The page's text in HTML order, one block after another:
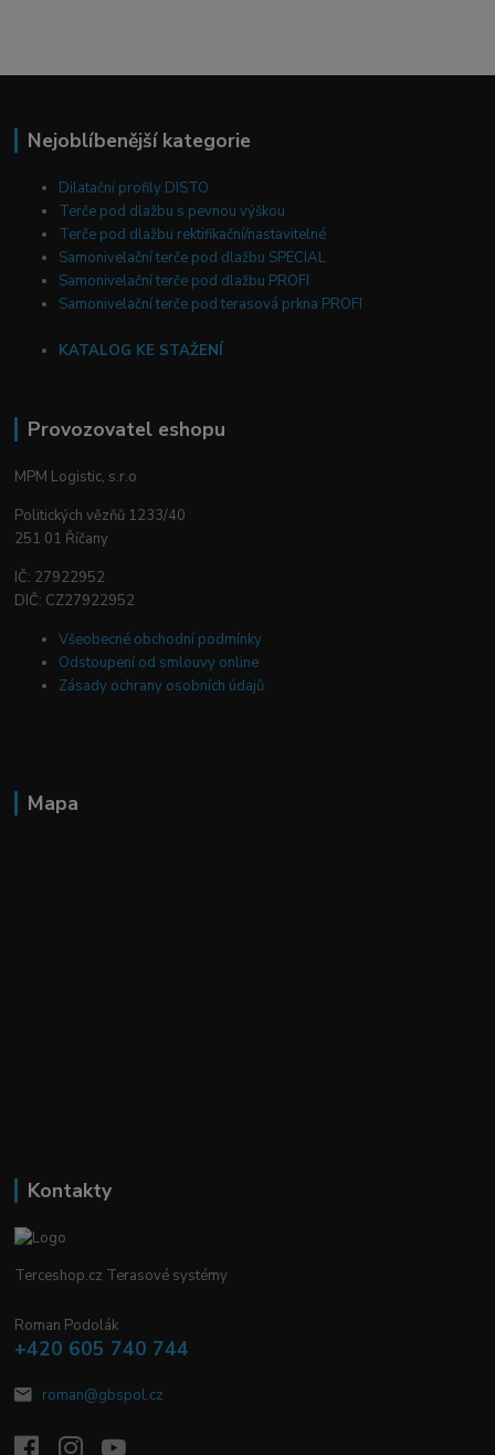
Nejoblíbenější kategorie
Dilatační profily DISTO
Terče pod dlažbu s pevnou výškou
Terče pod dlažbu rektifikační/nastavitelné
Samonivelační terče pod dlažbu SPECIAL
Samonivelační terče pod dlažbu PROFI
Samonivelační terče pod terasová prkna PROFI
KATALOG KE STAŽENÍ
Provozovatel eshopu
MPM Logistic, s.r.o
Politických vězňů 1233/40
251 01 Říčany
IČ: 27922952
DIČ: CZ27922952
Všeobecné obchodní podmínky
Odstoupení od smlouvy online
Zásady ochrany osobních údajů
Mapa
Kontakty
Terceshop.cz Terasové systémy
Roman Podolák
+420 605 740 744
roman@gbspol.cz